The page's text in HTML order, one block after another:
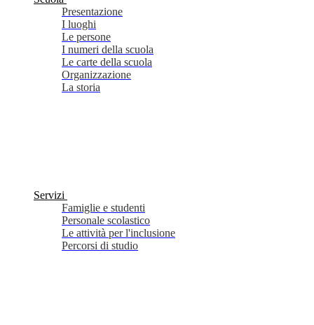
Presentazione
I luoghi
Le persone
I numeri della scuola
Le carte della scuola
Organizzazione
La storia
Servizi
Famiglie e studenti
Personale scolastico
Le attività per l'inclusione
Percorsi di studio